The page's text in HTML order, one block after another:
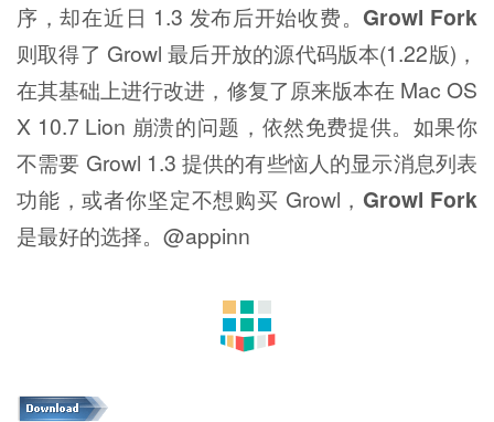
序，却在近日 1.3 发布后开始收费。 Growl Fork
则取得了 Growl 最后开放的源代码版本(1.22版)，
在其基础上进行改进，修复了原来版本在 Mac OS
X 10.7 Lion 崩溃的问题，依然免费提供。如果你
不需要 Growl 1.3 提供的有些恼人的显示消息列表
功能，或者你坚定不想购买 Growl， Growl Fork
是最好的选择。@appinn